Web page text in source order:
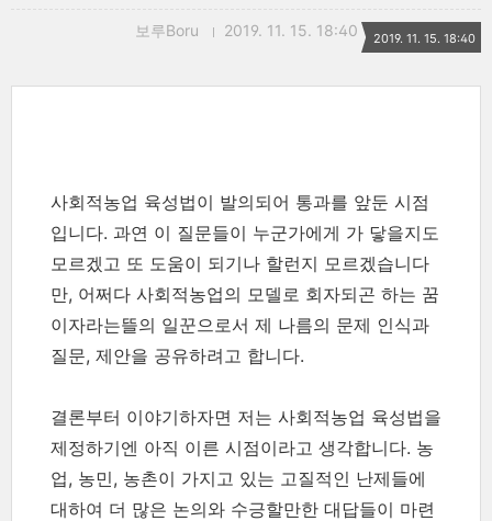
보루Boru 2019. 11. 15. 18:40 2019. 11. 15. 18:40
사회적농업 육성법이 발의되어 통과를 앞둔 시점
입니다. 과연 이 질문들이 누군가에게 가 닿을지도
모르겠고 또 도움이 되기나 할런지 모르겠습니다
만, 어쩌다 사회적농업의 모델로 회자되곤 하는 꿈
이자라는뜰의 일꾼으로서 제 나름의 문제 인식과
질문, 제안을 공유하려고 합니다.
결론부터 이야기하자면 저는 사회적농업 육성법을
제정하기엔 아직 이른 시점이라고 생각합니다. 농
업, 농민, 농촌이 가지고 있는 고질적인 난제들에
대하여 더 많은 논의와 수긍할만한 대답들이 마련